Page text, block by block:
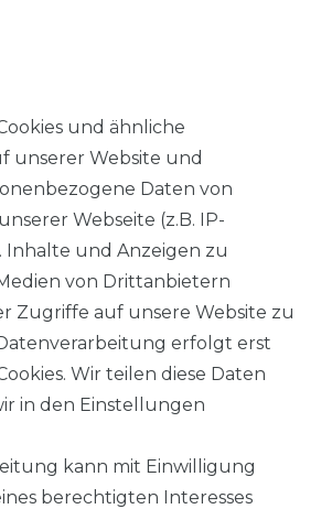
Artikel
- Herren Pullover
V-Ausschnitt in
Farben
UVP 59,99 €
57,99 € *
inkl. ges. MwSt. Versandkosten
und ähnliche
unserer Website und
Daten von
Webseite (z.B. IP-
Inhalte und Anzeigen zu
von Drittanbietern
Zugriffe auf unsere Website zu
erfolgt erst
Wir teilen diese Daten
in den Einstellungen
kann mit Einwilligung
berechtigten Interesses